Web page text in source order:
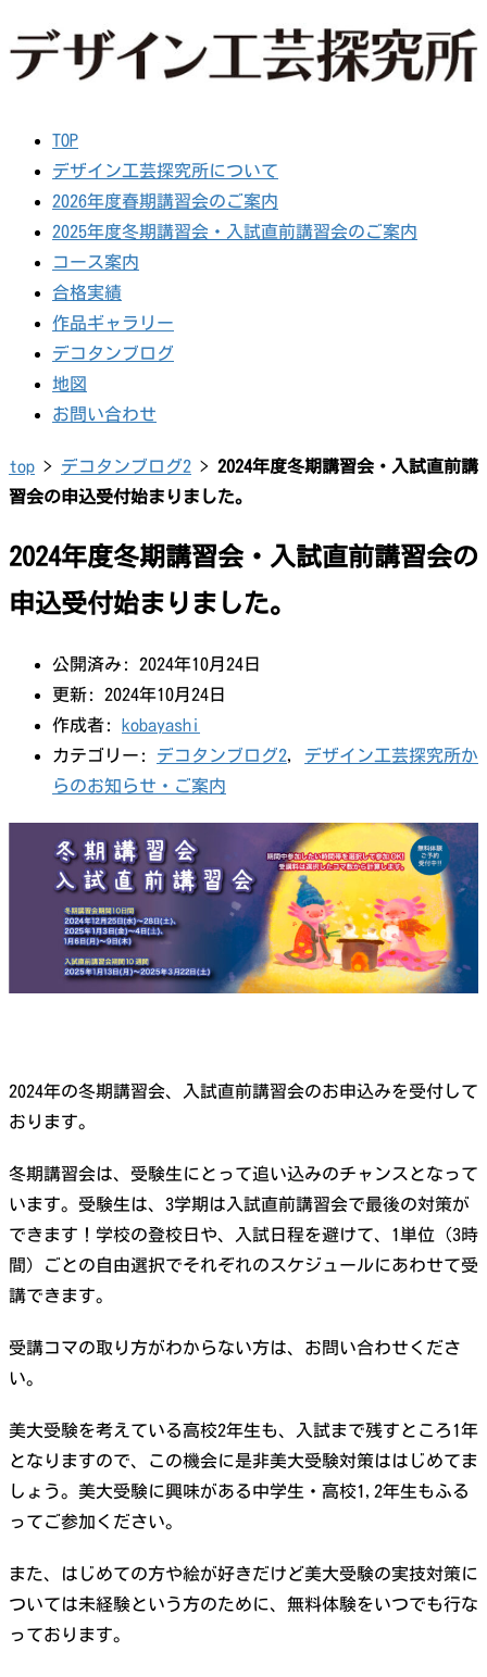
TOP
デザイン工芸探究所について
2026年度春期講習会のご案内
2025年度冬期講習会・入試直前講習会のご案内
コース案内
合格実績
作品ギャラリー
デコタンブログ
地図
お問い合わせ
top > デコタンブログ2 > 2024年度冬期講習会・入試直前講
習会の申込受付始まりました。
2024年度冬期講習会・入試直前講習会の
申込受付始まりました。
公開済み: 2024年10月24日
更新: 2024年10月24日
作成者: kobayashi
カテゴリー: デコタンブログ2, デザイン工芸探究所か
らのお知らせ・ご案内
2024年の冬期講習会、入試直前講習会のお申込みを受付して
おります。
冬期講習会は、受験生にとって追い込みのチャンスとなって
います。受験生は、3学期は入試直前講習会で最後の対策が
できます！学校の登校日や、入試日程を避けて、1単位（3時
間）ごとの自由選択でそれぞれのスケジュールにあわせて受
講できます。
受講コマの取り方がわからない方は、お問い合わせくださ
い。
美大受験を考えている高校2年生も、入試まで残すところ1年
となりますので、この機会に是非美大受験対策ははじめてま
しょう。美大受験に興味がある中学生・高校1,2年生もふる
ってご参加ください。
また、はじめての方や絵が好きだけど美大受験の実技対策に
ついては未経験という方のために、無料体験をいつでも行な
っております。